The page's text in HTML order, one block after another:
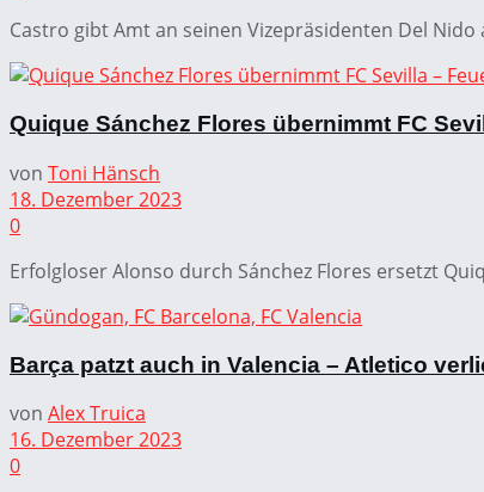
Castro gibt Amt an seinen Vizepräsidenten Del
Quique Sánchez Flores übernimmt FC
von Toni Hänsch
18. Dezember 2023
0
Erfolgloser Alonso durch Sánchez Flores ersetzt
Barça patzt auch in Valencia – Atletico
von Alex Truica
16. Dezember 2023
0